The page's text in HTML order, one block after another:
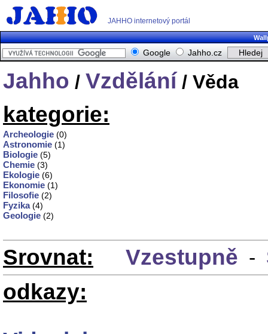
JAHHO internetový portál
Google Jahho.cz
Jahho / Vzdělání / Věda
kategorie:
Archeologie (0)
Astronomie (1)
Biologie (5)
Chemie (3)
Ekologie (6)
Ekonomie (1)
Filosofie (2)
Fyzika(4)
Geologie (2)
Srovnat: Vzestupně -
odkazy: